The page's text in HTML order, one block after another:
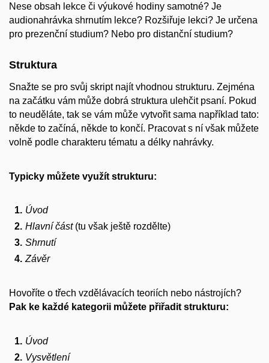
Nese obsah lekce či výukové hodiny samotné? Je
audionahrávka shrnutím lekce? Rozšiřuje lekci? Je určena
pro prezenční studium? Nebo pro distanční studium?
Struktura
Snažte se pro svůj skript najít vhodnou strukturu. Zejména
na začátku vám může dobrá struktura ulehčit psaní. Pokud
to neuděláte, tak se vám může vytvořit sama například tato:
někde to začíná, někde to končí. Pracovat s ní však můžete
volně podle charakteru tématu a délky nahrávky.
Typicky můžete využít strukturu:
Úvod
Hlavní část(tu však ještě rozdělte)
Shrnutí
Závěr
Hovoříte o třech vzdělávacích teoriích nebo nástrojích?
Pak ke každé kategorii můžete přiřadit strukturu:
Úvod
Vysvětlení